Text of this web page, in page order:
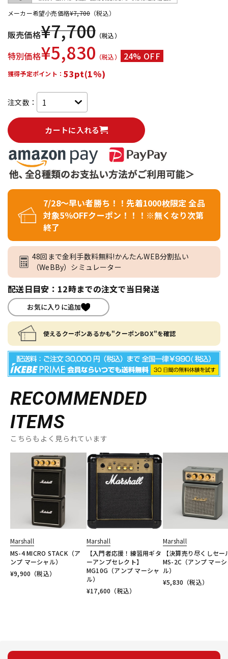
メーカー希望小売価格¥7,700 （税込）
販売価格¥7,700 （税込）
特別価格¥5,830 （税込） 24% OFF
獲得予定ポイント： 53pt(1%)
注文数：
カートに入れる
7/28～早い者勝ち！！先着1000枚限定 全品
対象5％OFFクーポン！！！※無くなり次第
終了
48回まで金利手数料無料!かんたんWEB分割払い
（WeBBy）シミュレーター
配送日目安：12時までの注文で当日発送
お気に入りに追加
使えるクーポンあるかも"クーポンBOX"を確認
RECOMMENDED
ITEMS
こちらもよく見られています
Marshall
MS-4 MICRO STACK（ア
ンプ マーシャル）
¥9,900 （税込）
Marshall
【入門者応援！練習用ギタ
ーアンプセレクト】
MG10G（アンプ マーシャ
ル）
¥17,600 （税込）
Marshall
【決算売り尽くしセー
MS-2C（アンプ マー
ル）
¥5,830 （税込）